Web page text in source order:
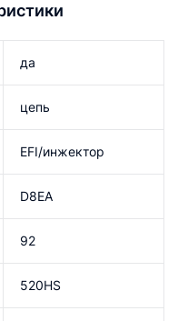
да
цепь
EFI/инжектор
D8EA
92
520HS